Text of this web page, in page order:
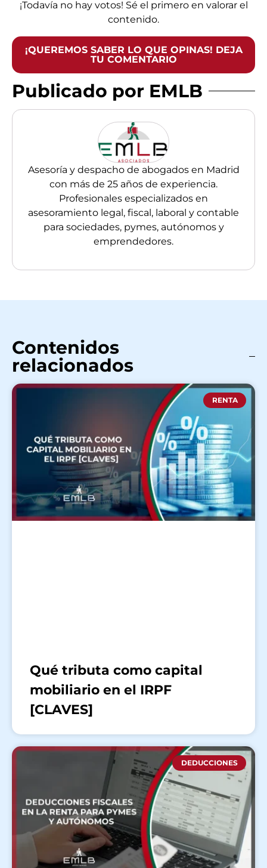
¡Todavía no hay votos! Sé el primero en valorar el
contenido.
¡QUEREMOS SABER LO QUE OPINAS! DEJA
TU COMENTARIO
Publicado por EMLB
Asesoría y despacho de abogados en Madrid
con más de 25 años de experiencia.
Profesionales especializados en
asesoramiento legal, fiscal, laboral y contable
para sociedades, pymes, autónomos y
emprendedores.
Contenidos
relacionados
RENTA
Qué tributa como capital
mobiliario en el IRPF
[CLAVES]
DEDUCCIONES